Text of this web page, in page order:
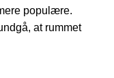
populære.
at rummet